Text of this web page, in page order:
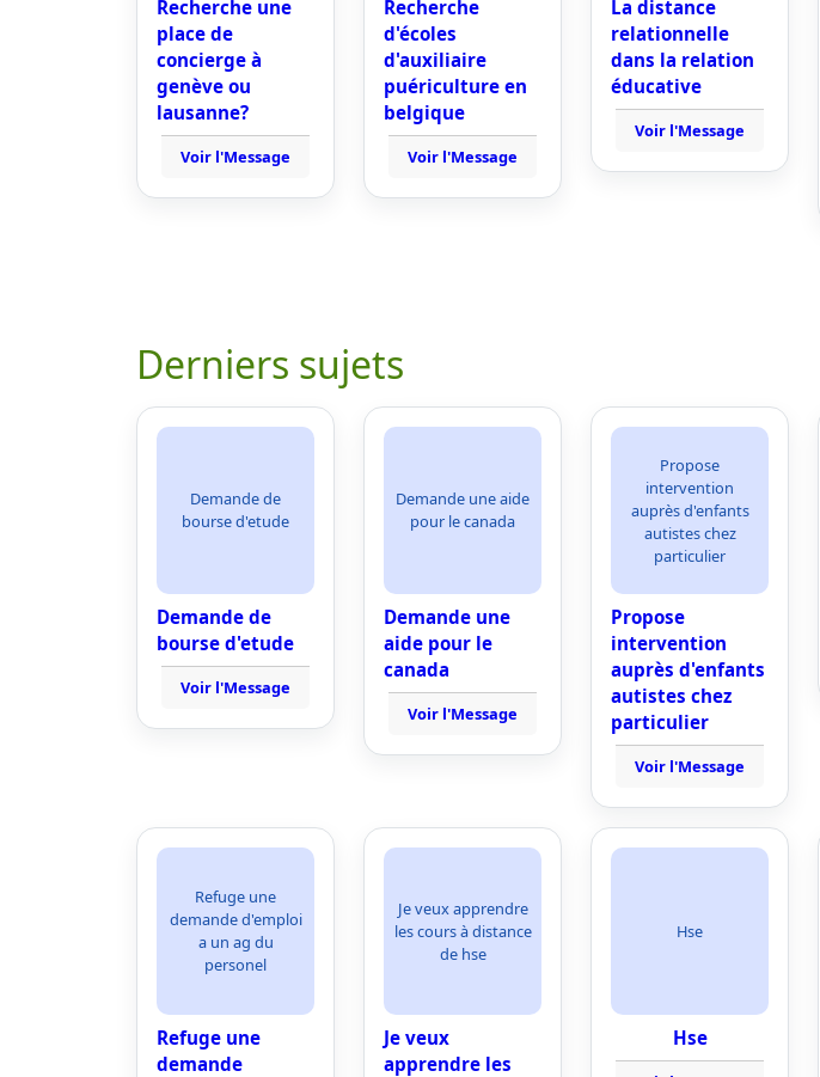
Recherche une
place de
concierge à
genève ou
lausanne?
Voir l'Message
Recherche
d'écoles
d'auxiliaire
puériculture en
belgique
Voir l'Message
La distance
relationnelle
dans la relation
éducative
Voir l'Message
Derniers sujets
Demande de
bourse d'etude
Demande de
bourse d'etude
Voir l'Message
Demande une aide
pour le canada
Demande une
aide pour le
canada
Voir l'Message
Propose
intervention
auprès d'enfants
autistes chez
particulier
Propose
intervention
auprès d'enfants
autistes chez
particulier
Voir l'Message
Refuge une
demande d'emploi
a un ag du
personel
Refuge une
demande
Je veux apprendre
les cours à distance
de hse
Je veux
apprendre les
Hse
Hse